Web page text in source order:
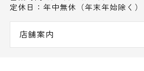
定休日：年中無休（年末年始除く）
店舗案内